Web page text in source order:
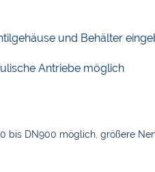
und Behälter
Antriebe möglich
bis DN900 möglich, größere